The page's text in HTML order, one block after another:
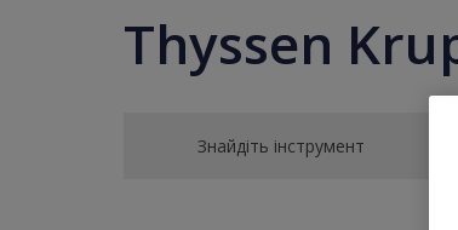
Thyssen
Знайдіть інструмент